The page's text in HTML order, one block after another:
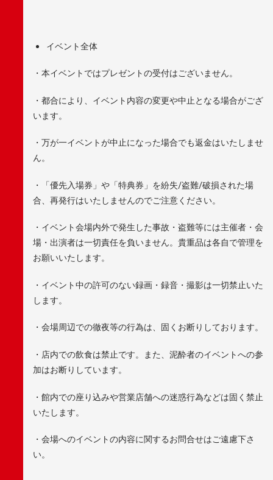
イベント全体
・本イベントではプレゼントの受付はございません。
・都合により、イベント内容の変更や中止となる場合がござ
います。
・万が一イベントが中止になった場合でも返金はいたしませ
ん。
・「優先入場券」や「特典券」を紛失/盗難/破損された場
合、再発行はいたしませんのでご注意ください。
・イベント会場内外で発生した事故・盗難等には主催者・会
場・出演者は一切責任を負いません。貴重品は各自で管理を
お願いいたします。
・イベント中の許可のない録画・録音・撮影は一切禁止いた
します。
・会場周辺での徹夜等の行為は、固くお断りしております。
・店内での飲食は禁止です。また、泥酔者のイベントへの参
加はお断りしています。
・館内での座り込みや営業店舗への迷惑行為などは固く禁止
いたします。
・会場へのイベントの内容に関するお問合せはご遠慮下さ
い。